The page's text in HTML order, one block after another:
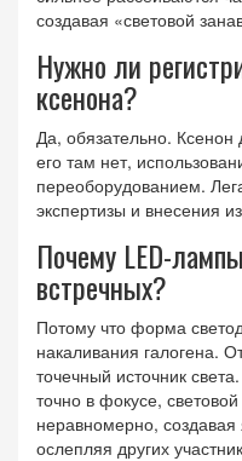
создавая «световой
Нужно ли
ксенона?
Да, обязательно.
его там нет,
переоборудованием.
экспертизы и внесения
Почему LED-
встречных?
Потому что форма
накаливания галогена.
точечный источник
точно в фокусе,
неравномерно,
ослепляя других